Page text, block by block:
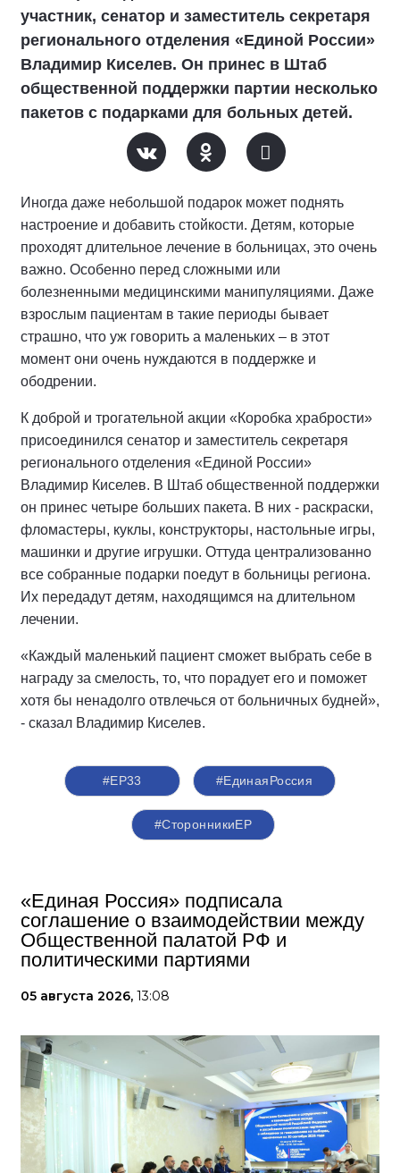
участник, сенатор и заместитель секретаря
регионального отделения «Единой России»
Владимир Киселев. Он принес в Штаб
общественной поддержки партии несколько
пакетов с подарками для больных детей.
Иногда даже небольшой подарок может поднять
настроение и добавить стойкости. Детям, которые
проходят длительное лечение в больницах, это очень
важно. Особенно перед сложными или
болезненными медицинскими манипуляциями. Даже
взрослым пациентам в такие периоды бывает
страшно, что уж говорить а маленьких – в этот
момент они очень нуждаются в поддержке и
ободрении.
К доброй и трогательной акции «Коробка храбрости»
присоединился сенатор и заместитель секретаря
регионального отделения «Единой России»
Владимир Киселев. В Штаб общественной поддержки
он принес четыре больших пакета. В них - раскраски,
фломастеры, куклы, конструкторы, настольные игры,
машинки и другие игрушки. Оттуда централизованно
все собранные подарки поедут в больницы региона.
Их передадут детям, находящимся на длительном
лечении.
«Каждый маленький пациент сможет выбрать себе в
награду за смелость, то, что порадует его и поможет
хотя бы ненадолго отвлечься от больничных будней»,
- сказал Владимир Киселев.
#ЕР33 #ЕдинаяРоссия
#СторонникиЕР
«Единая Россия» подписала
соглашение о взаимодействии между
Общественной палатой РФ и
политическими партиями
05 августа 2026, 13:08